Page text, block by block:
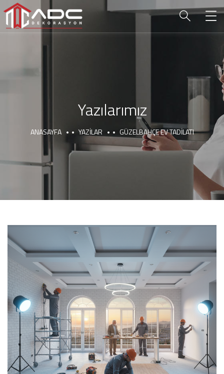
Yazılarımız
ANASAYFA YAZILAR GÜZELBAHÇE EV TADILATI